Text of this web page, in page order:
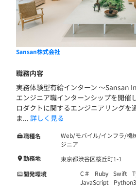
る、ビジネスのための名刺アプ
供開始以来、400万人を超えるユ
います。Eightを使えば、スマー
でも簡単にデジタル名刺を渡すこ
Eightで交換したデジタル名刺は、
スマートに把握できます。Eightは
供を通じて、これまで培ってきた
ジネス機会を創出します。
Sansan株式会社
職務内容
実務体験型有給インターン 〜Sansan
エンジニア職インターンシップを開催
ロダクトに関するエンジニアリングを
ま... 詳しく見る
職種名
Web/モバイル/インフラ/機
ジニア
勤務地
東京都渋谷区桜丘町1-1
開発環境
C＃ Ruby Swift
JavaScript
Python3